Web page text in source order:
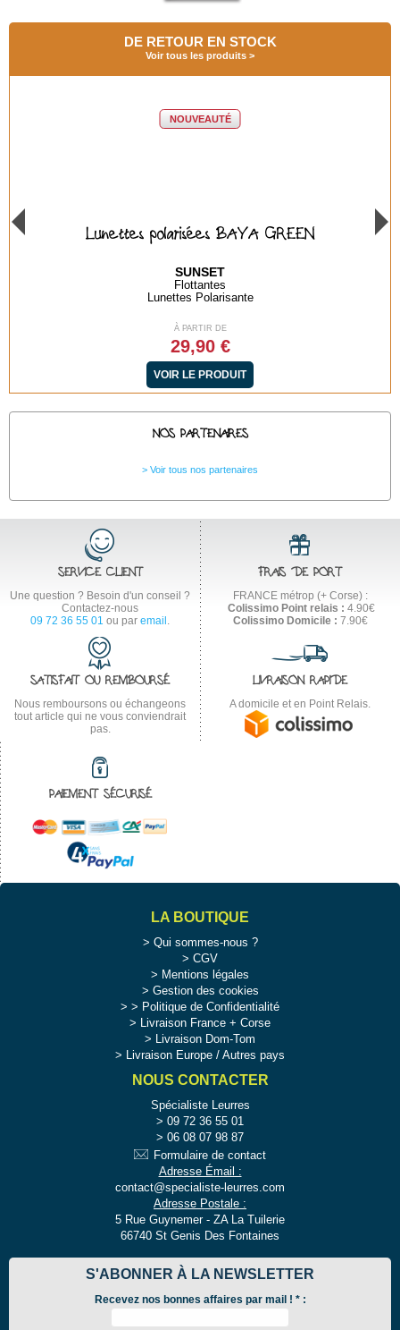
DE RETOUR EN STOCK
Voir tous les produits
NOUVEAUTÉ
Lunettes polarisées BAYA GREEN
SUNSET
Flottantes
Lunettes Polarisante
À PARTIR DE
29,90 €
VOIR LE PRODUIT
NOS PARTENAIRES
Voir tous nos partenaires
SERVICE CLIENT
Une question ? Besoin d'un conseil ?
Contactez-nous
09 72 36 55 01 ou par email .
FRAIS DE PORT
FRANCE métrop (+ Corse) :
Colissimo Point relais : 4.90€
Colissimo Domicile : 7.90€
SATISFAIT OU REMBOURSÉ
Nous remboursons ou échangeons
tout article qui ne vous conviendrait
pas.
LIVRAISON RAPIDE
A domicile et en Point Relais.
PAIEMENT SÉCURISÉ
LA BOUTIQUE
Qui sommes-nous ?
CGV
Mentions légales
Gestion des cookies
>
Politique de Confidentialité
Livraison France + Corse
Livraison Dom-Tom
Livraison Europe / Autres pays
NOUS CONTACTER
Spécialiste Leurres
09 72 36 55 01
06 08 07 98 87
Formulaire de contact
Adresse Émail :
contact@specialiste-leurres.com
Adresse Postale :
5 Rue Guynemer - ZA La Tuilerie
66740 St Genis Des Fontaines
S'ABONNER À LA NEWSLETTER
Recevez nos bonnes affaires par mail ! *: